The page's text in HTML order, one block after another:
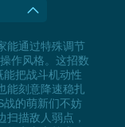
能通过特殊调节
作风格。这招数
把战斗机动性
刻意降速稳扎
战的萌新们不妨
扫描敌人弱点，